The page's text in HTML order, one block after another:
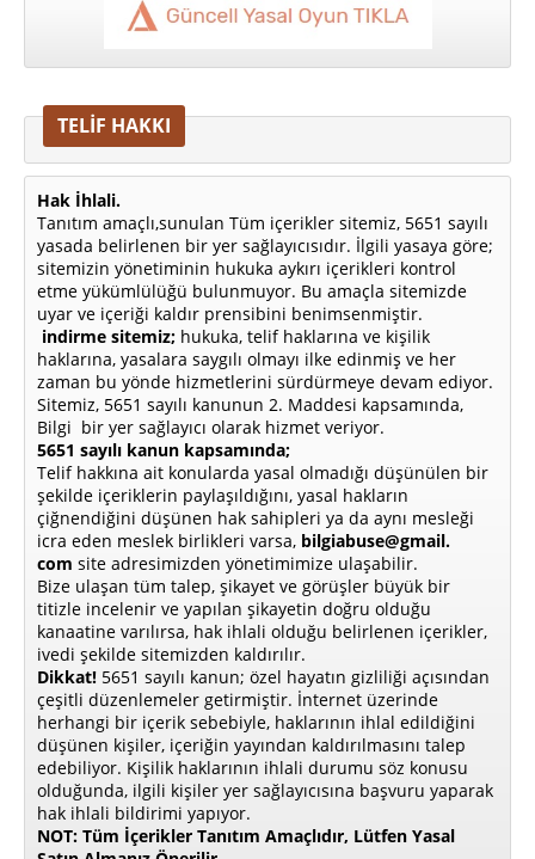
TELİF HAKKI
Hak İhlali.
Tanıtım amaçlı,sunulan Tüm içerikler sitemiz, 5651 sayılı
yasada belirlenen bir yer sağlayıcısıdır. İlgili yasaya göre;
sitemizin yönetiminin hukuka aykırı içerikleri kontrol
etme yükümlülüğü bulunmuyor. Bu amaçla sitemizde
uyar ve içeriği kaldır prensibini benimsenmiştir.
indirme sitemiz; hukuka, telif haklarına ve kişilik
haklarına, yasalara saygılı olmayı ilke edinmiş ve her
zaman bu yönde hizmetlerini sürdürmeye devam ediyor.
Sitemiz, 5651 sayılı kanunun 2. Maddesi kapsamında,
Bilgi bir yer sağlayıcı olarak hizmet veriyor.
5651 sayılı kanun kapsamında;
Telif hakkına ait konularda yasal olmadığı düşünülen bir
şekilde içeriklerin paylaşıldığını, yasal hakların
çiğnendiğini düşünen hak sahipleri ya da aynı mesleği
icra eden meslek birlikleri varsa, bilgiabuse@gmail.
com site adresimizden yönetimimize ulaşabilir.
Bize ulaşan tüm talep, şikayet ve görüşler büyük bir
titizle incelenir ve yapılan şikayetin doğru olduğu
kanaatine varılırsa, hak ihlali olduğu belirlenen içerikler,
ivedi şekilde sitemizden kaldırılır.
Dikkat! 5651 sayılı kanun; özel hayatın gizliliği açısından
çeşitli düzenlemeler getirmiştir. İnternet üzerinde
herhangi bir içerik sebebiyle, haklarının ihlal edildiğini
düşünen kişiler, içeriğin yayından kaldırılmasını talep
edebiliyor. Kişilik haklarının ihlali durumu söz konusu
olduğunda, ilgili kişiler yer sağlayıcısına başvuru yaparak
hak ihlali bildirimi yapıyor.
NOT: Tüm İçerikler Tanıtım Amaçlıdır, Lütfen Yasal